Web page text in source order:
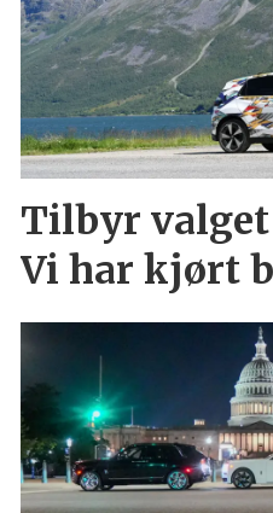
Tilbyr
Vi har kjørt